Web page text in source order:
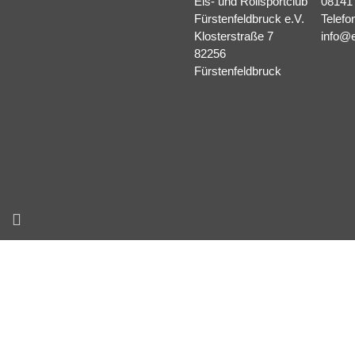
Fürstenfeldbruck e.V.
Klosterstraße 7
82256
Fürstenfeldbruck